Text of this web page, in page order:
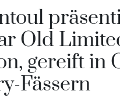
Old
gereift in
Fässern